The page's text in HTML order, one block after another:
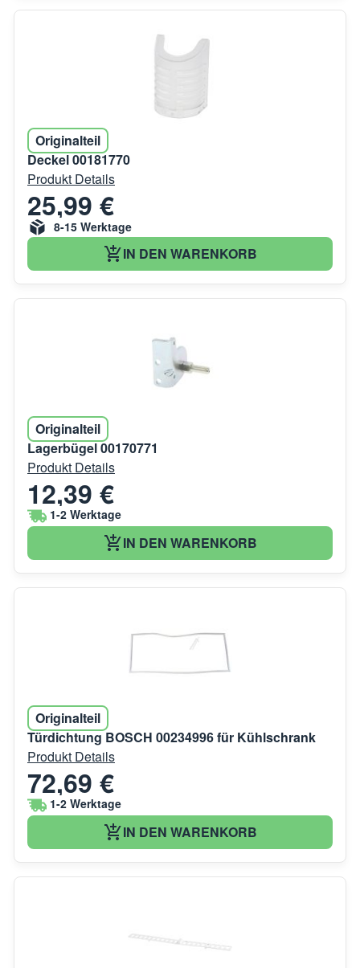
Originalteil
Deckel 00181770
Produkt Details
25,99 €
8-15 Werktage
IN DEN WARENKORB
Originalteil
Lagerbügel 00170771
Produkt Details
12,39 €
1-2 Werktage
IN DEN WARENKORB
Originalteil
Türdichtung BOSCH 00234996 für Kühlschrank
Produkt Details
72,69 €
1-2 Werktage
IN DEN WARENKORB